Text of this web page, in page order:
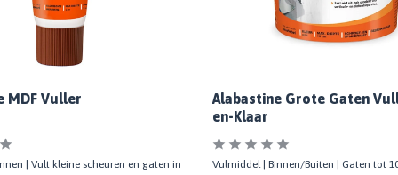
MDF Vuller
| Vult kleine scheuren en gaten in
Alabastine Grote Gaten
en-Klaar
Vulmiddel | Binnen/Buiten | Gaten tot